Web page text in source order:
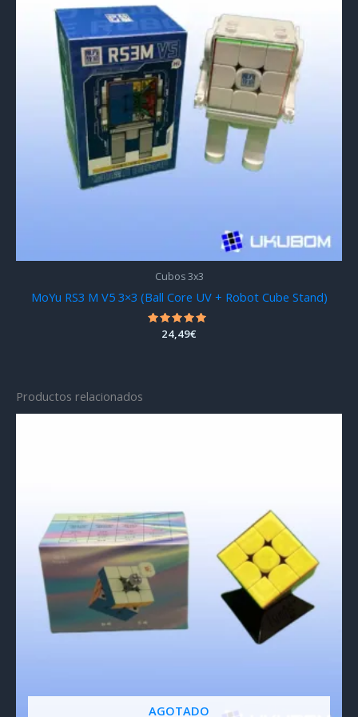
Cubos 3x3
MoYu RS3 M V5 3×3 (Ball Core UV + Robot Cube Stand)
Valorado
con
24,49€
Productos relacionados
AGOTADO